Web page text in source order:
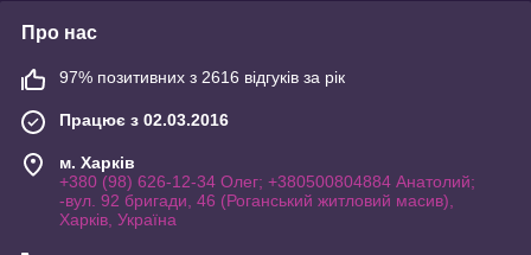
Про нас
97% позитивних з 2616 відгуків за рік
Працює з 02.03.2016
м. Харків
+380 (98) 626-12-34 Олег; +380500804884 Анатолий;
-вул. 92 бригади, 46 (Роганський житловий масив),
Харків, Україна